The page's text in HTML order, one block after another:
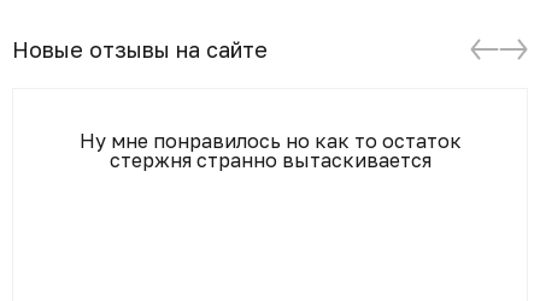
Новые отзывы на сайте
Ну мне понравилось но как то остаток
стержня странно вытаскивается